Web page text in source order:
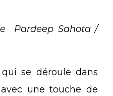
Pardeep Sahota /
se déroule dans
une touche de